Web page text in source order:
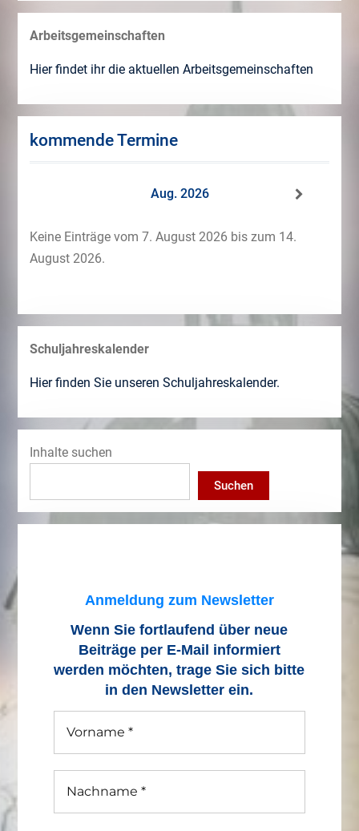
Arbeitsgemeinschaften
Hier findet ihr die aktuellen Arbeitsgemeinschaften
kommende Termine
Aug. 2026
Keine Einträge vom 7. August 2026 bis zum 14.
August 2026.
Schuljahreskalender
Hier finden Sie unseren Schuljahreskalender.
Inhalte suchen
Suchen
Anmeldung zum Newsletter
Wenn Sie fortlaufend über neue
Beiträge per E-Mail informiert
werden möchten, trage Sie sich bitte
in den Newsletter ein.